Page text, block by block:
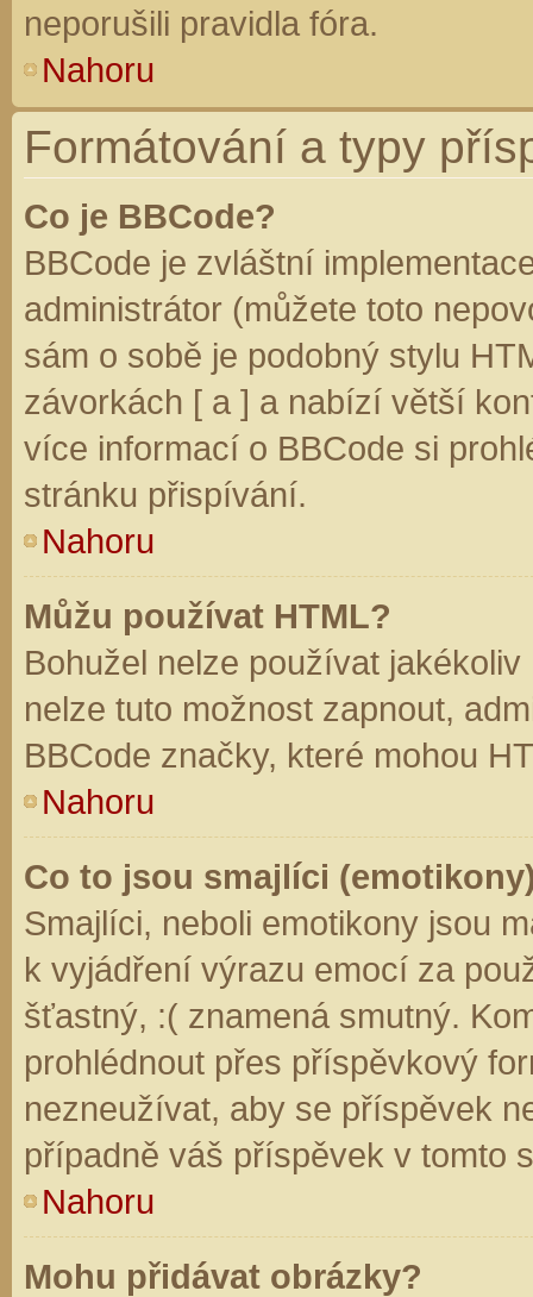
neporušili pravidla fóra.
Nahoru
Formátování a typy
Co je BBCode?
BBCode je zvláštní
administrátor (můžete toto
sám o sobě je podobný stylu
závorkách [ a ] a nabízí větší
více informací o BBCode si
stránku přispívání.
Nahoru
Můžu používat HTML?
Bohužel nelze používat
nelze tuto možnost zapnout,
BBCode značky, které mohou
Nahoru
Co to jsou smajlíci
Smajlíci, neboli emotikony jsou
k vyjádření výrazu emocí za
šťastný, :( znamená smutný.
prohlédnout přes příspěvkový
nezneužívat, aby se příspěvek
případně váš příspěvek v tomto
Nahoru
Mohu přidávat obrázky?